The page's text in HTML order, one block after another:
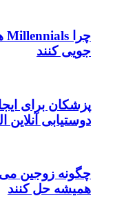
جویی کنند
پزشکان برای
دوستیابی آنلاین
چگونه زوجین می
همیشه حل کنند